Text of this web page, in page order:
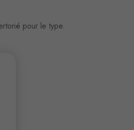
pour le type.